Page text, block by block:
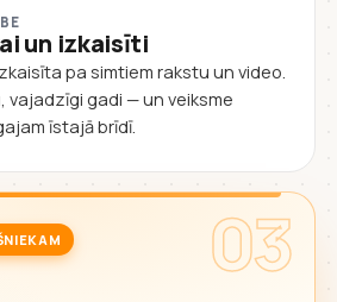
un izkaisīti
pa simtiem rakstu un video.
vajadzīgi gadi — un veiksme
īstajā brīdī.
03